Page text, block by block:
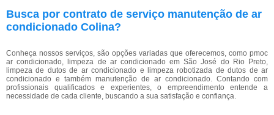
Busca por contrato de serviço manutenção de ar
condicionado Colina?
Conheça nossos serviços, são opções variadas que oferecemos, como pmoc
ar condicionado, limpeza de ar condicionado em São José do Rio Preto,
limpeza de dutos de ar condicionado e limpeza robotizada de dutos de ar
condicionado e também manutenção de ar condicionado. Contando com
profissionais qualificados e experientes, o empreendimento entende a
necessidade de cada cliente, buscando a sua satisfação e confiança.